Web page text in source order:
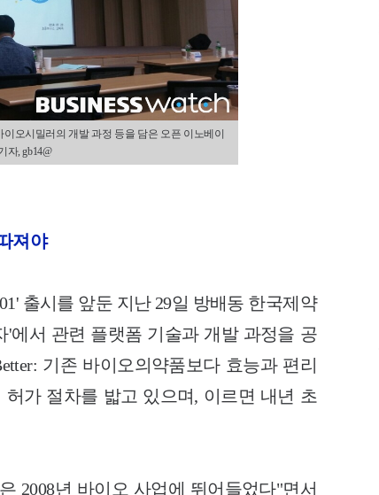
오시밀러의 개발 과정 등을 담은 오픈 이노베이
자, gb14@
져야
출시를 앞둔 지난 29일 방배동 한국제약
에서 관련 플랫폼 기술과 개발 과정을 공
기존 바이오의약품보다 효능과 편리
가 절차를 밟고 있으며, 이르면 내년 초
2008년 바이오 사업에 뛰어들었다"면서